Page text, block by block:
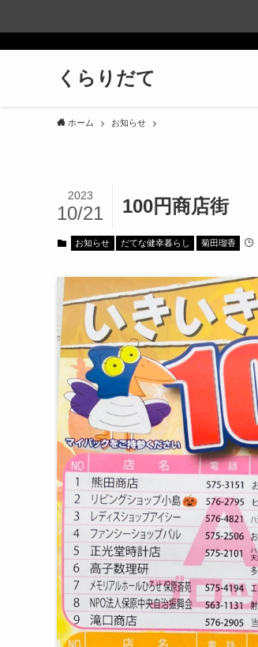
くらりだて
ホーム お知らせ
100円商店街
2023
10/21
お知らせ だてな健幸暮らし 菊田瑠香